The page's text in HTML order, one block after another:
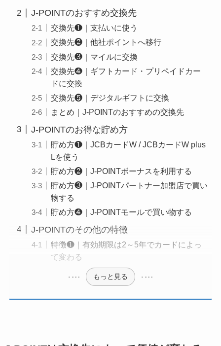
J-POINTのおすすめ交換先
交換先❶｜支払いに使う
交換先❷｜他社ポイントへ移行
交換先❸｜マイルに交換
交換先❹｜ギフトカード・プリペイドカー
ドに交換
交換先❺｜デジタルギフトに交換
まとめ｜J-POINTのおすすめの交換先
J-POINTのお得な貯め方
貯め方❶｜JCBカードW / JCBカードW plus
Lを使う
貯め方❷｜J-POINTボーナスを利用する
貯め方❸｜J-POINTパートナー加盟店で買い
物する
貯め方❹｜J-POINTモールで買い物する
J-POINTのその他の特徴
特徴❶｜有効期限は2～5年でカードによっ
て変わる
もっと見る